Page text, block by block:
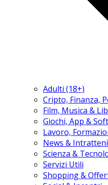
Adulti (18+)
Cripto, Finanza,
Film, Musica &
Giochi, App &
Lavoro,
News &
Scienza &
Servizi Utili
Shopping &